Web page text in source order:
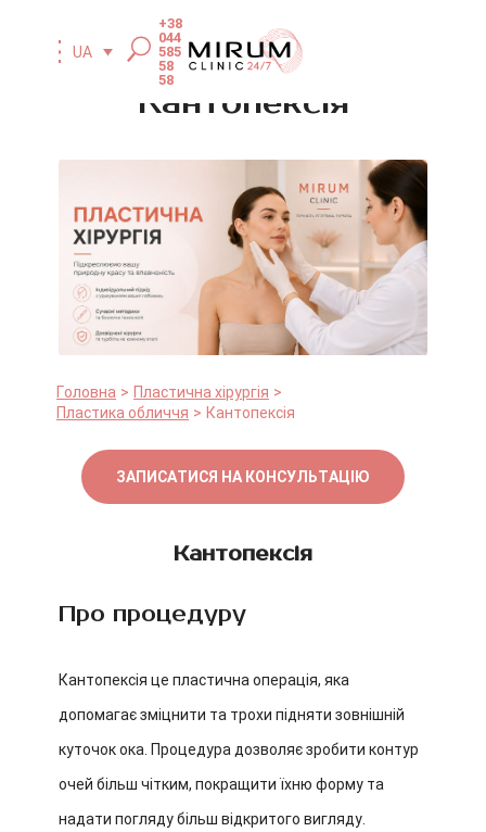
UA
+38
044
585
58
58
Кантопексія
Головна
Пластична хірургія
Пластика обличчя
Кантопексія
ЗАПИСАТИСЯ НА КОНСУЛЬТАЦІЮ
Кантопексія
Про процедуру
Кантопексія це пластична операція, яка
допомагає зміцнити та трохи підняти зовнішній
куточок ока. Процедура дозволяє зробити контур
очей більш чітким, покращити їхню форму та
надати погляду більш відкритого вигляду.